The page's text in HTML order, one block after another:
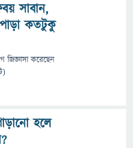
সাবান,
কতটুকু
জিজ্ঞাসাকরেছেন
হলে